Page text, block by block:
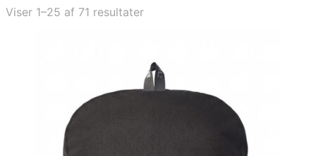
Viser 1–25 af 71 resultater